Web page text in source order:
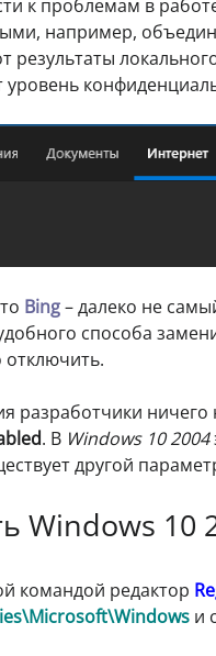
к проблемам в
например,
результаты
Bing– далеко не
способа
отключить.
разработчики
. В Windows 10 2004
другой
Windows 10
командой редактор
и